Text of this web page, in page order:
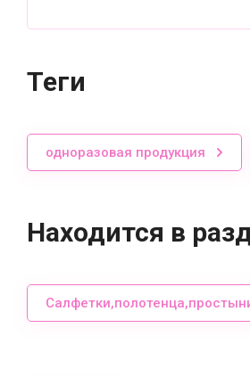
теги
одноразовая продукция
Находится в